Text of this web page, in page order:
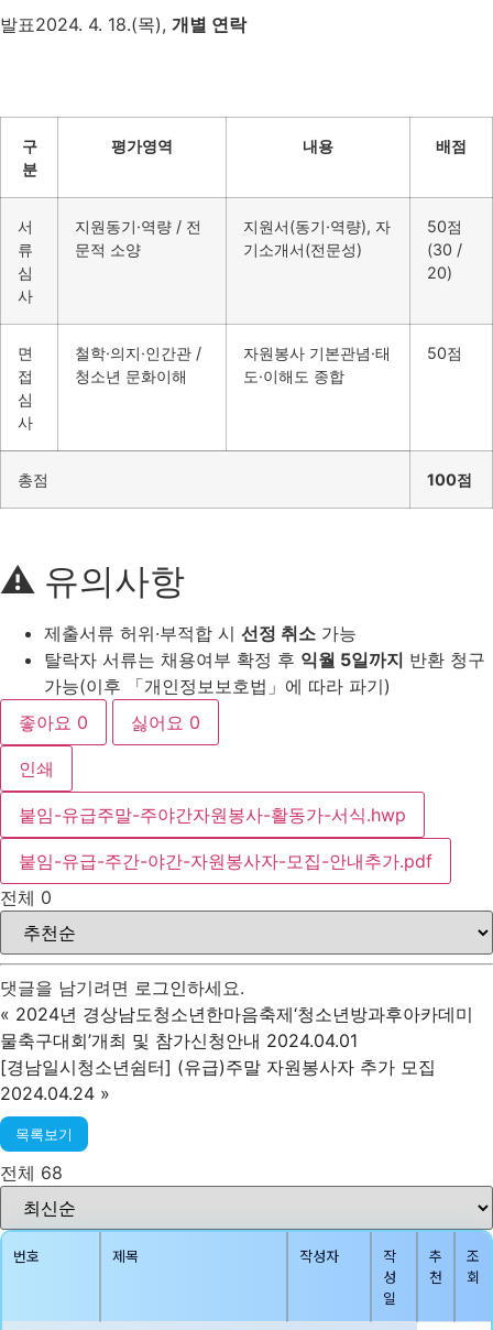
발표2024. 4. 18.(목), 개별 연락
구
분
평가영역 내용 배점
서
류
심
사
지원동기·역량 / 전
문적 소양
지원서(동기·역량), 자
기소개서(전문성)
50점
(30 /
20)
면
접
심
사
철학·의지·인간관 /
청소년 문화이해
자원봉사 기본관념·태
도·이해도 종합
50점
총점 100점
⚠️ 유의사항
제출서류 허위·부적합 시 선정 취소 가능
탈락자 서류는 채용여부 확정 후 익월 5일까지 반환 청구
가능(이후 「개인정보보호법」에 따라 파기)
좋아요 0 싫어요 0
인쇄
붙임-유급주말-주야간자원봉사-활동가-서식.hwp
붙임-유급-주간-야간-자원봉사자-모집-안내추가.pdf
전체 0
댓글을 남기려면 로그인하세요.
« 2024년 경상남도청소년한마음축제‘청소년방과후아카데미
물축구대회’개최 및 참가신청안내 2024.04.01
[경남일시청소년쉼터] (유급)주말 자원봉사자 추가 모집
2024.04.24 »
목록보기
전체 68
번호 제목 작성자
작
성
일
추
천
조
회